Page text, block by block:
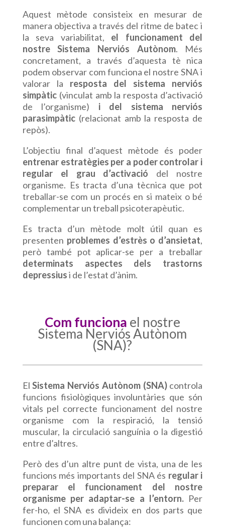
Aquest mètode consisteix en mesurar de
manera objectiva a través del ritme de batec i
la seva variabilitat, el funcionament del
nostre Sistema Nerviós Autònom. Més
concretament, a través d’aquesta tè nica
podem observar com funciona el nostre SNA i
valorar la resposta del sistema nerviós
simpàtic(vinculat amb la resposta d’activació
de l’organisme) i del sistema nerviós
parasimpàtic(relacionat amb la resposta de
repòs).
L’objectiu final d’aquest mètode és poder
entrenar estratègies per a poder controlar i
regular el grau d’activació del nostre
organisme. Es tracta d’una tècnica que pot
treballar-se com un procés en si mateix o bé
complementar un treball psicoterapèutic.
Es tracta d’un mètode molt útil quan es
presenten problemes d’estrès o d’ansietat,
però també pot aplicar-se per a treballar
determinats aspectes dels trastorns
depressiusi de l’estat d’ànim.
Com funciona el nostre
Sistema Nerviós Autònom
(SNA)?
ElSistema Nerviós Autònom (SNA)controla
funcions fisiològiques involuntàries que són
vitals pel correcte funcionament del nostre
organisme com la respiració, la tensió
muscular, la circulació sanguínia o la digestió
entre d’altres.
Però des d’un altre punt de vista, una de les
funcions més importants del SNA és regular i
preparar el funcionament del nostre
organisme per adaptar-se a l’entorn. Per
fer-ho, el SNA es divideix en dos parts que
funcionen com una balança: